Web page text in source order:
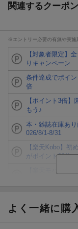
関連するクーポ
※エントリー必要の有無や実施
【対象者限定】
りキャンペーン
条件達成でポイ
倍
【ポイント3倍
もう♪
本・雑誌在庫あ
026/8/1-8/31
【楽天Kobo】初
がポイント20倍
ト山分け
よく一緒に購